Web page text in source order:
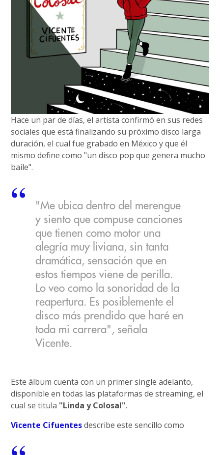
Hace un par de días, el artista confirmó en sus redes
sociales que está finalizando su próximo disco larga
duración, el cual fue grabado en México y que él
mismo define como "un disco pop que genera mucho
baile".
"Me ubica dentro del merengue
y siento que compuse canciones
que tienen como motor una
alegría muy liviana, sin tanta
dramática, sensación que en
estos tiempos viene de perilla.
Lo veo como la sonoridad de la
reapertura. Es posiblemente el
disco más prendido que haré en
toda mi carrera", señala
Vicente.
Este álbum cuenta con un primer single adelanto,
disponible en todas las plataformas de streaming, el
cual se titula "Linda y Colosal".
Vicente Cifuentesdescribe este sencillo como